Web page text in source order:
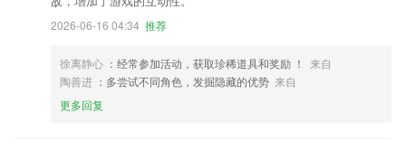
2026-06-16 04:34 推荐
徐离静心 ：经常参加活动，获取珍稀道具和奖励 ！
来自
陶善进 ：多尝试不同角色，发掘隐藏的优势 来自
更多回复